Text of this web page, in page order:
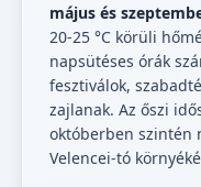
május és
20-25 °C körüli
napsütéses órák
fesztiválok,
zajlanak. Az őszi
októberben szintén
Velencei-tó